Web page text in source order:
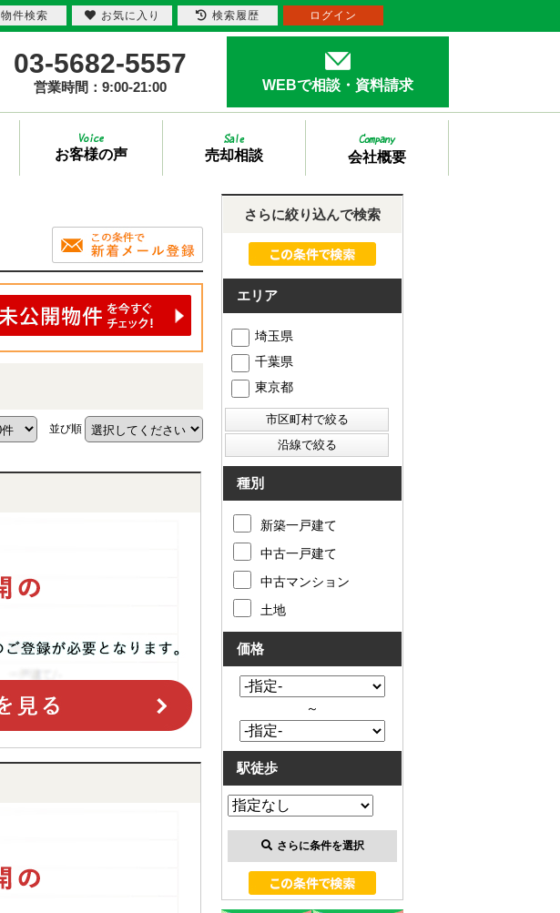
03-5682-5557
営業時間：9:00-21:00 WEBで相談・資料請求
お客様の声 売却相談 会社概要
並び順
さらに絞り込んで検索
エリア
埼玉県
千葉県
東京都
種別
新築一戸建て
中古一戸建て
中古マンション
土地
価格
～
駅徒歩
さらに条件を選択
物件検索 お気に入り 検索履歴 ログイン